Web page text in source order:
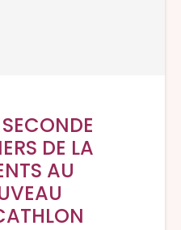
SECONDE
DE LA
AU